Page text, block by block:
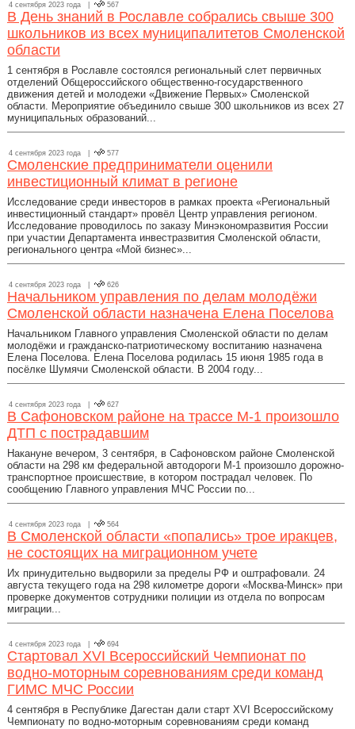
4 сентября 2023 года | 567
В День знаний в Рославле собрались свыше 300
школьников из всех муниципалитетов Смоленской
области
1 сентября в Рославле состоялся региональный слет первичных
отделений Общероссийского общественно-государственного
движения детей и молодежи «Движение Первых» Смоленской
области. Мероприятие объединило свыше 300 школьников из всех 27
муниципальных образований...
4 сентября 2023 года | 577
Смоленские предприниматели оценили
инвестиционный климат в регионе
Исследование среди инвесторов в рамках проекта «Региональный
инвестиционный стандарт» провёл Центр управления регионом.
Исследование проводилось по заказу Минэкономразвития России
при участии Департамента инвестразвития Смоленской области,
регионального центра «Мой бизнес»...
4 сентября 2023 года | 626
Начальником управления по делам молодёжи
Смоленской области назначена Елена Поселова
Начальником Главного управления Смоленской области по делам
молодёжи и гражданско-патриотическому воспитанию назначена
Елена Поселова. Елена Поселова родилась 15 июня 1985 года в
посёлке Шумячи Смоленской области. В 2004 году...
4 сентября 2023 года | 627
В Сафоновском районе на трассе М-1 произошло
ДТП с пострадавшим
Накануне вечером, 3 сентября, в Сафоновском районе Смоленской
области на 298 км федеральной автодороги М-1 произошло дорожно-
транспортное происшествие, в котором пострадал человек. По
сообщению Главного управления МЧС России по...
4 сентября 2023 года | 564
В Смоленской области «попались» трое иракцев,
не состоящих на миграционном учете
Их принудительно выдворили за пределы РФ и оштрафовали. 24
августа текущего года на 298 километре дороги «Москва-Минск» при
проверке документов сотрудники полиции из отдела по вопросам
миграции...
4 сентября 2023 года | 694
Стартовал XVI Всероссийский Чемпионат по
водно-моторным соревнованиям среди команд
ГИМС МЧС России
4 сентября в Республике Дагестан дали старт XVI Всероссийскому
Чемпионату по водно-моторным соревнованиям среди команд